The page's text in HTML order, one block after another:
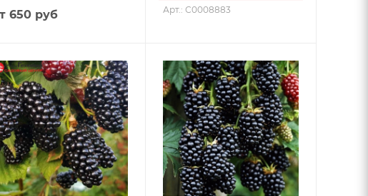
650 руб Арт.: С0008883